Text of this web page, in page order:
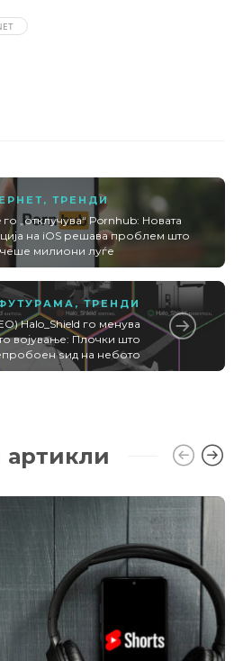
, ТРЕНДИ
„отклучува“ Pornhub: Новата
на iOS решава проблем што
милиони луѓе
,ТРЕНДИ
Halo_Shield го менува
војување: Плочки што
ѕид на небото
артикли